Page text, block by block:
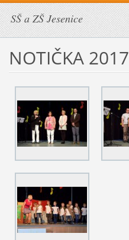
SŠ a ZŠ Jesenice
NOTIČKA 2017